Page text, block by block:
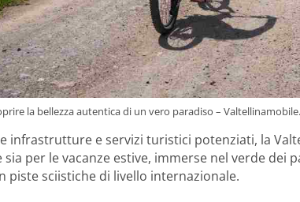
la bellezza autentica di un vero paradiso –
infrastrutture e servizi turistici potenziati, la
per le vacanze estive, immerse nel verde dei
piste sciistiche di livello internazionale.